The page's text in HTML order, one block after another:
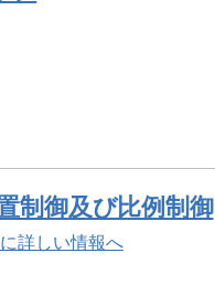
制御及び比例制御
詳しい情報へ